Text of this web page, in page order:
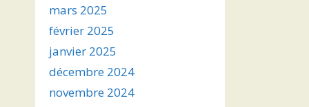
mars 2025
février 2025
janvier 2025
décembre 2024
novembre 2024